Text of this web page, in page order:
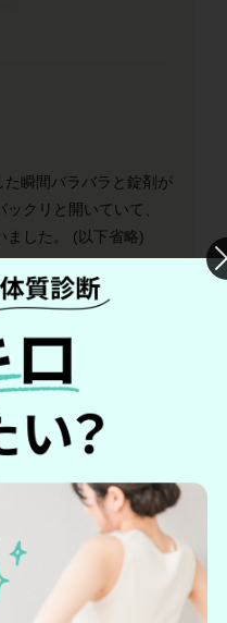
瞬間バラバラと錠剤が
クリと開いていて、
ました。 (以下省略)
感には個人差がありま
まとめ
する！
すい！